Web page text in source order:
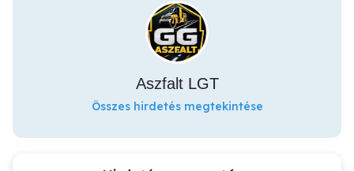
Aszfalt LGT
Összes hirdetés megtekintése